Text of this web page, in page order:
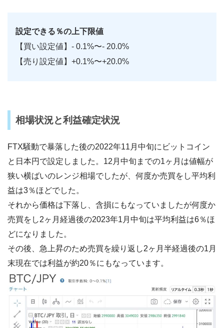
設定できる％の上下限値
【買い設定値】- 0.1%〜- 20.0%
【売り設定値】+0.1%〜+20.0%
相場状況と利益確定状況
FTX騒動で暴落した後の2022年11月中旬にビットコイン
と日本円で設定しました。12月中旬までの1ヶ月は値幅が
狭い横ばいのレンジ相場でしたが、何度か売買をし平均利
益は3％ほどでした。
それから価格は下落し、含損にもなっていましたが何度か
売買をし2ヶ月経過後の2023年1月中旬は平均利益は6％ほ
どになりました。
その後、急上昇のため売買を繰り返し2ヶ月半経過後の1月
末現在では利益が約20％にもなっています。